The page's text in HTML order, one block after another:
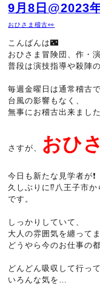
9月8日@2023
おひさま稽古👀
こんばんは🌃
おひさま冒険団、作・
普段は演技指導や殺陣
毎週金曜日は通常稽古
台風の影響もなく、
無事にお稽古出来まし
さすが、 おひ
今日も新たな見学者が❗
久しぶりに⁉️八王子市か
です。
しっかりしていて、
大人の雰囲気を纏って
どうやら今のお仕事の
どんどん吸収して行っ
いろんな気を…